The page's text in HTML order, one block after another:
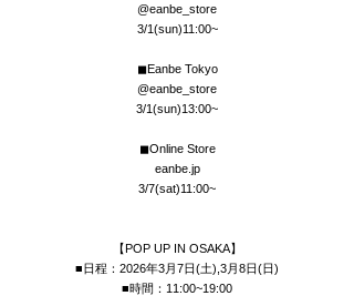
@eanbe_store
3/1(sun)11:00~
◼︎Eanbe Tokyo
@eanbe_store
3/1(sun)13:00~
◼︎Online Store
eanbe.jp
3/7(sat)11:00~
【POP UP IN OSAKA】
■日程：2026年3月7日(土),3月8日(日)
■時間：11:00~19:00